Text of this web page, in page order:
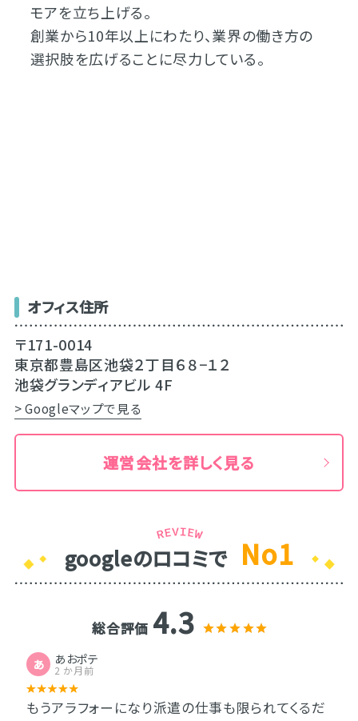
モアを立ち上げる。
創業から10年以上にわたり、業界の働き方の
選択肢を広げることに尽力している。
オフィス住所
〒171-0014
東京都豊島区池袋２丁目６８−１２
池袋グランディアビル 4F
> Googleマップで見る
運営会社を詳しく見る
googleのロコミで No1
総合評価 4.3
あ あおポテ
2 か月前
もうアラフォーになり派遣の仕事も限られてくるだ